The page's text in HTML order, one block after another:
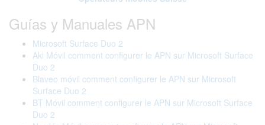
Guías y Manuales APN
Microsoft Surface Duo 2
Aki Móvil comment configurer le APN sur Microsoft Surface
Duo 2
Blaveo móvil comment configurer le APN sur Microsoft
Surface Duo 2
BT Móvil comment configurer le APN sur Microsoft Surface
Duo 2